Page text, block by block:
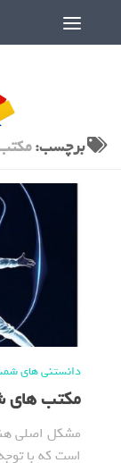
برچسب:مکتب
دانستنی های
مکتب های
مشکل اصلی
است که با